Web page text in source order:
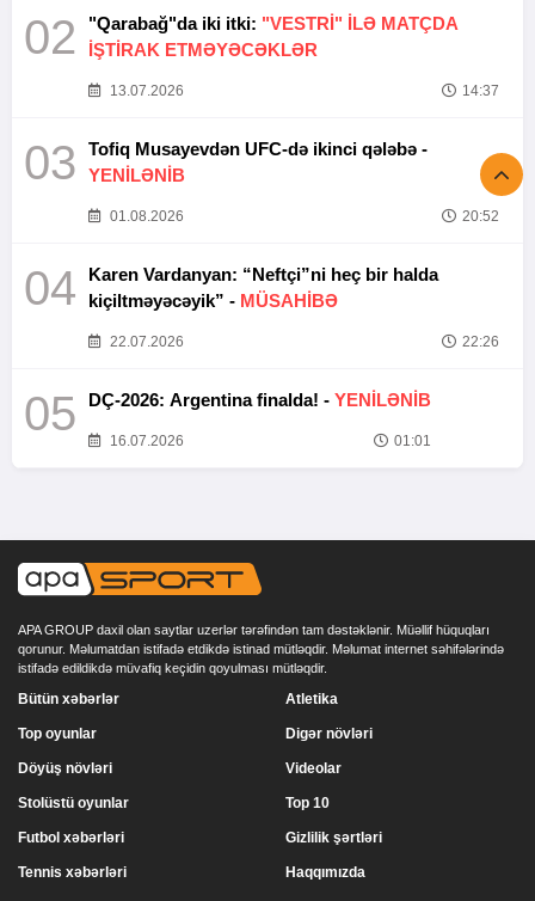
02 "Qarabağ"da iki itki: "VESTRİ" İLƏ MATÇDA
İŞTİRAK ETMƏYƏCƏKLƏR
13.07.2026 14:37
03
Tofiq Musayevdən UFC-də ikinci qələbə -
YENİLƏNİB
01.08.2026 20:52
04
Karen Vardanyan: “Neftçi”ni heç bir halda
kiçiltməyəcəyik” - MÜSAHİBƏ
22.07.2026 22:26
05 DÇ-2026: Argentina finalda! - YENİLƏNİB
16.07.2026 01:01
APA GROUP daxil olan saytlar uzerlər tərəfindən tam dəstəklənir. Müəllif hüquqları
qorunur. Məlumatdan istifadə etdikdə istinad mütləqdir. Məlumat internet səhifələrində
istifadə edildikdə müvafiq keçidin qoyulması mütləqdir.
Bütün xəbərlər
Top oyunlar
Döyüş növləri
Stolüstü oyunlar
Atletika
Digər növləri
Videolar
Top 10
Futbol xəbərləri
Tennis xəbərləri
Gizlilik şərtləri
Haqqımızda